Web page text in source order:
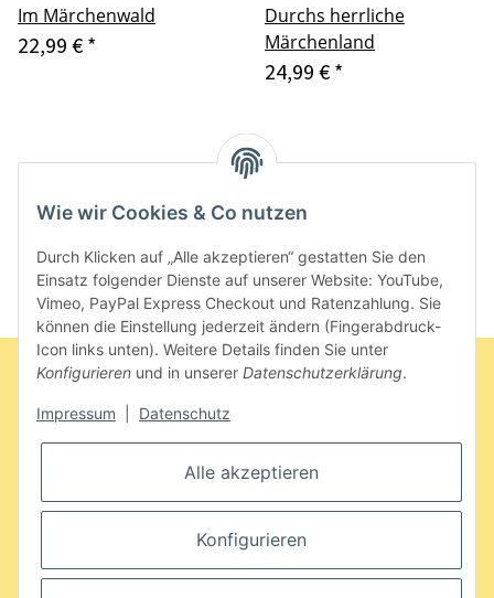
Im Märchenwald
22,99 € *
Durchs herrliche
Märchenland
24,99 € *
Artikel 1 - 2 von 2
Informationen
Bestellung widerrufen
Gesetzliche Informationen
Wie wir Cookies & Co nutzen
Durch Klicken auf „Alle akzeptieren“ gestatten Sie den
Einsatz folgender Dienste auf unserer Website: YouTube,
Vimeo, PayPal Express Checkout und Ratenzahlung. Sie
können die Einstellung jederzeit ändern (Fingerabdruck-
Icon links unten). Weitere Details finden Sie unter
Konfigurieren und in unserer Datenschutzerklärung.
Impressum Datenschutz
Alle akzeptieren
Konfigurieren